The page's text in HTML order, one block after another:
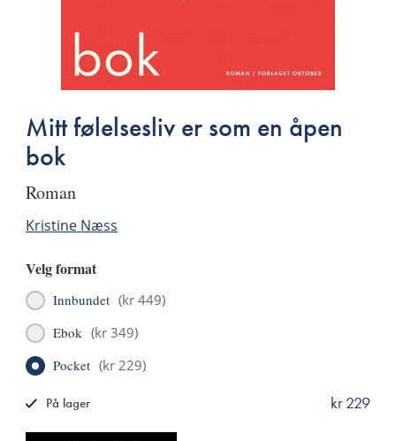
Mitt følelsesliv er som en åpen
bok
roman
Kristine Næss
Velg format
Innbundet (kr 449)
Ebok (kr 349)
Pocket (kr 229)
kr 229
På lager